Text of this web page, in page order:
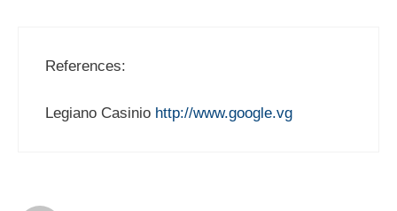
References:
Legiano Casinio http://www.google.vg